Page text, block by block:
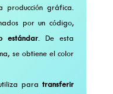
producción gráfica.
por un código,
estándar . De esta
se obtiene el color
para transferir